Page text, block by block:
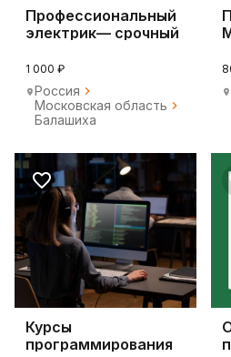
Профессиональный
электрик— срочный
1 000 ₽
Россия
Московская область
Балашиха
Курсы
программирования